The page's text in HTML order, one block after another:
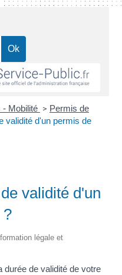
- Mobilité > Permis de
validité d'un permis de
validité d'un
?
légale et
durée de validité de votre